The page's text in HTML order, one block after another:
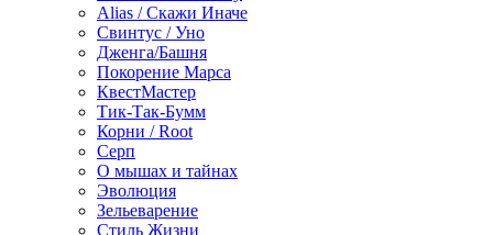
Alias / Скажи Иначе
Свинтус / Уно
Дженга/Башня
Покорение Марса
КвестМастер
Тик-Так-Бумм
Корни / Root
Серп
О мышах и тайнах
Эволюция
Зельеварение
Стиль Жизни